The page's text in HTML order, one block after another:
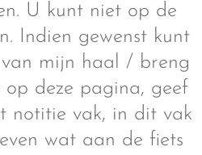
U kunt niet op de
Indien gewenst kunt
mijn haal / breng
op deze pagina, geef
notitie vak, in dit vak
wat aan de fiets